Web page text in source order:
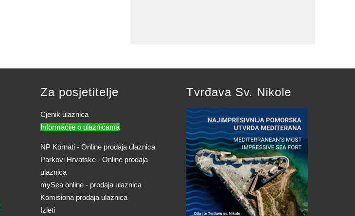
Za posjetitelje
Cjenik ulaznica
Informacije o ulaznicama
NP Kornati - Online prodaja ulaznica
Parkovi Hrvatske - Online prodaja
ulaznica
mySea online - prodaja ulaznica
Komisiona prodaja ulaznica
Izleti
Tvrđava Sv. Nikole